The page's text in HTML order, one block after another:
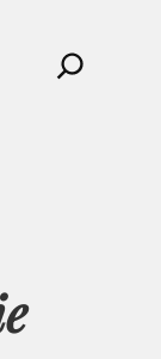
Search